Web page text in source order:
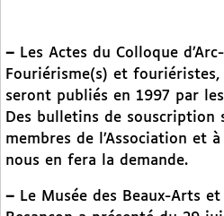
– Les Actes du Colloque
Fouriérisme(s) et
seront publiés en 1997 par
Des bulletins de souscription
membres de l’Association et
nous en fera la demande.
– Le Musée des Beaux-Arts et